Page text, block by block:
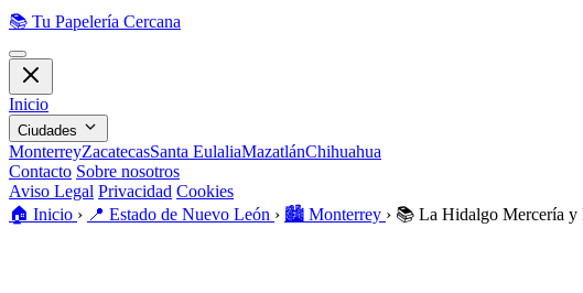
📚 Tu Papelería Cercana
Inicio
Ciudades
MonterreyZacatecasSanta EulaliaMazatlánChihuahua
Contacto Sobre nosotros
Aviso Legal Privacidad Cookies
🏠️ Inicio › 📍 Estado de Nuevo León › 🏙️ Monterrey › 📚 La Hidalgo Mercería y